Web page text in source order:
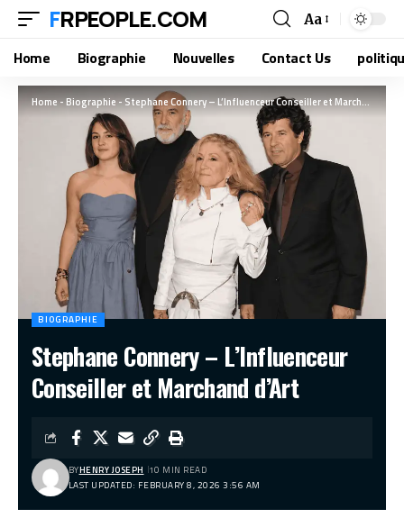
FRPEOPLE.COM Aa
Home Biographie Nouvelles Contact Us
Home-Biographie-Stephane Connery – L’Influenceur Conseiller et Marchand d’Art
BIOGRAPHIE
Stephane Connery – L’Influenceur
Conseiller et Marchand d’Art
LAST UPDATED: FEBRUARY 8, 2026 3:56 AM
BYHENRY JOSEPH 10 MIN READ